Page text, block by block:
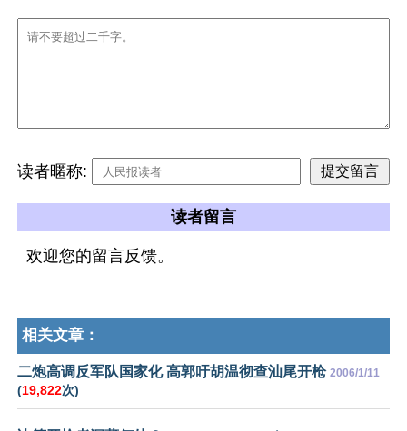
读者暱称:
读者留言
欢迎您的留言反馈。
相关文章：
二炮高调反军队国家化 高郭吁胡温彻查汕尾开枪 2006/1/11
(19,822次)